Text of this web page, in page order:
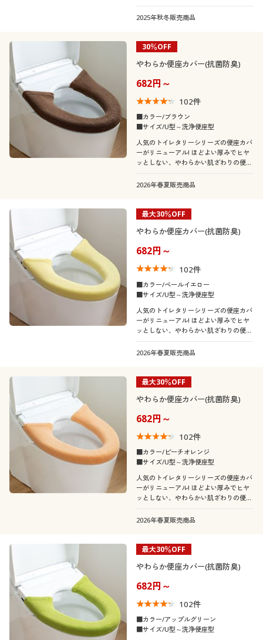
2025年秋冬販売商品
30％OFF
やわらか便座カバー(抗菌防臭)
682円～
102件
■カラー/ブラウン
■サイズ/U型～洗浄便座型
人気のトイレタリーシリーズの便座カバ
ーがリニューアル! ほどよい厚みでヒヤ
ッとしない、やわらかい肌ざわりの便座
コーディネートも自由自在。いつでも買
2026年春夏販売商品
最大30％OFF
やわらか便座カバー(抗菌防臭)
682円～
102件
■カラー/ペールイエロー
■サイズ/U型～洗浄便座型
人気のトイレタリーシリーズの便座カバ
ーがリニューアル! ほどよい厚みでヒヤ
ッとしない、やわらかい肌ざわりの便座
カバーです。オリジナルカラー展開で、
コーディネートも自由自在。いつでも買
2026年春夏販売商品
最大30％OFF
やわらか便座カバー(抗菌防臭)
682円～
102件
■カラー/ピーチオレンジ
■サイズ/U型～洗浄便座型
人気のトイレタリーシリーズの便座カバ
ーがリニューアル! ほどよい厚みでヒヤ
ッとしない、やわらかい肌ざわりの便座
コーディネートも自由自在。いつでも買
2026年春夏販売商品
最大30％OFF
やわらか便座カバー(抗菌防臭)
682円～
102件
■カラー/アップルグリーン
■サイズ/U型～洗浄便座型